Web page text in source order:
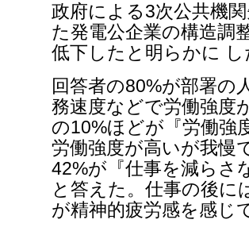
政府による3次公共機
た発電公企業の構造調
低下したと明らかに し
回答者の80%が部署の
務速度などで労働強度
の10%ほどが『労働強
労働強度が高いが我慢
42%が『仕事を減らさ
と答えた。仕事の後に
が精神的疲労感を感じ